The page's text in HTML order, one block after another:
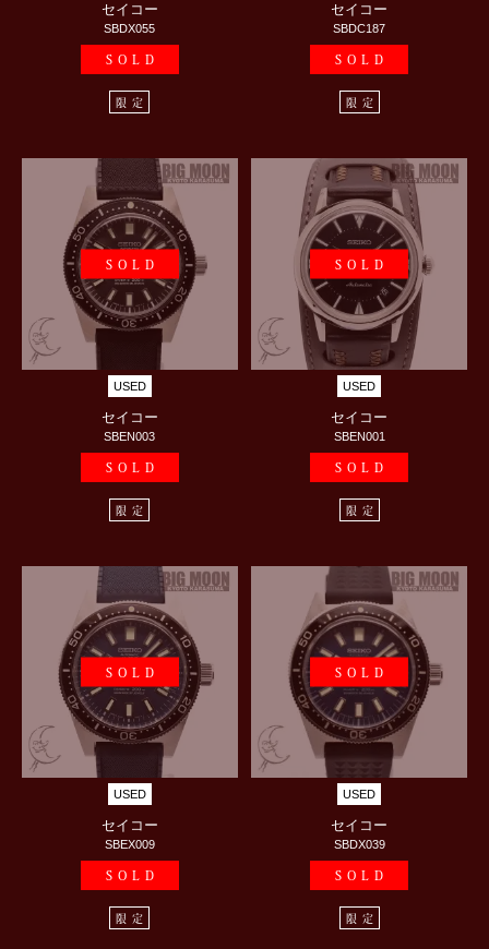
セイコー
SBDX055
SOLD
限定
セイコー
SBDC187
SOLD
限定
SOLD
USED
セイコー
SBEN003
SOLD
限定
SOLD
USED
セイコー
SBEN001
SOLD
限定
SOLD
USED
セイコー
SBEX009
SOLD
限定
SOLD
USED
セイコー
SBDX039
SOLD
限定